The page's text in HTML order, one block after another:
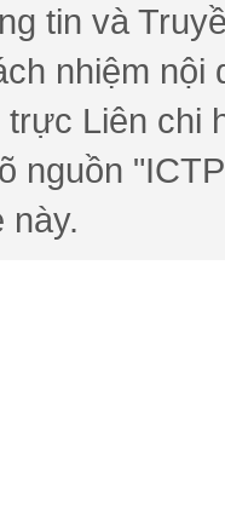
tin và
nhiệm nội
Liên chi
nguồn
này.